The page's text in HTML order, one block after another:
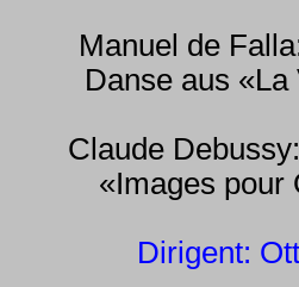
Manuel de
Danse aus «La
Claude
«Images pour
Dirigent: